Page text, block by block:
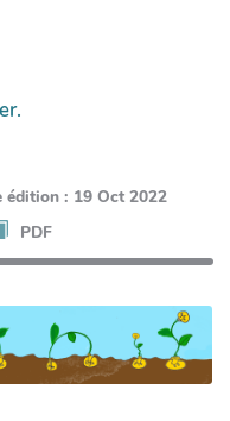
édition : 19 Oct 2022
PDF